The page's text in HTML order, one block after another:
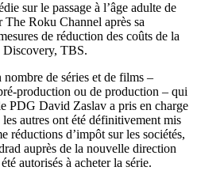
sur le passage à l’âge adulte de
The Roku Channel après sa
de réduction des coûts de la
Discovery, TBS.
nombre de séries et de films –
production ou de production – qui
PDG David Zaslav a pris en charge
autres ont été définitivement mis
réductions d’impôt sur les sociétés,
auprès de la nouvelle direction
autorisés à acheter la série.